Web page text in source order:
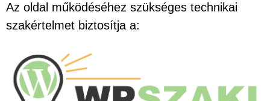
Az oldal működéséhez szükséges technikai
szakértelmet biztosítja a: